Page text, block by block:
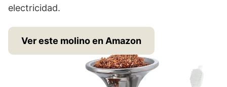
electricidad.
Ver este molino en Amazon